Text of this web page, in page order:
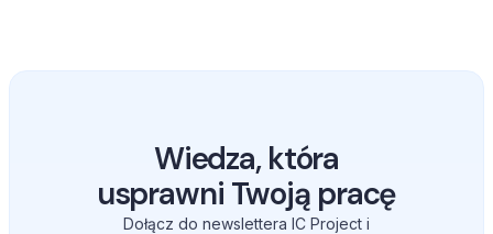
przepływ informacji i masz pełny wgląd w historię
Wiedza, która
usprawni Twoją pracę
Dołącz do newslettera IC Project i